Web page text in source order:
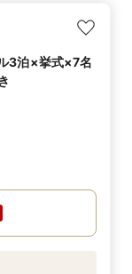
3泊×挙式×7名